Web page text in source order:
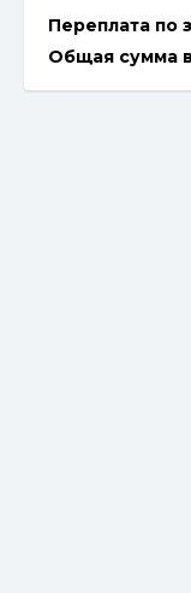
Переплата по
Общая сумма